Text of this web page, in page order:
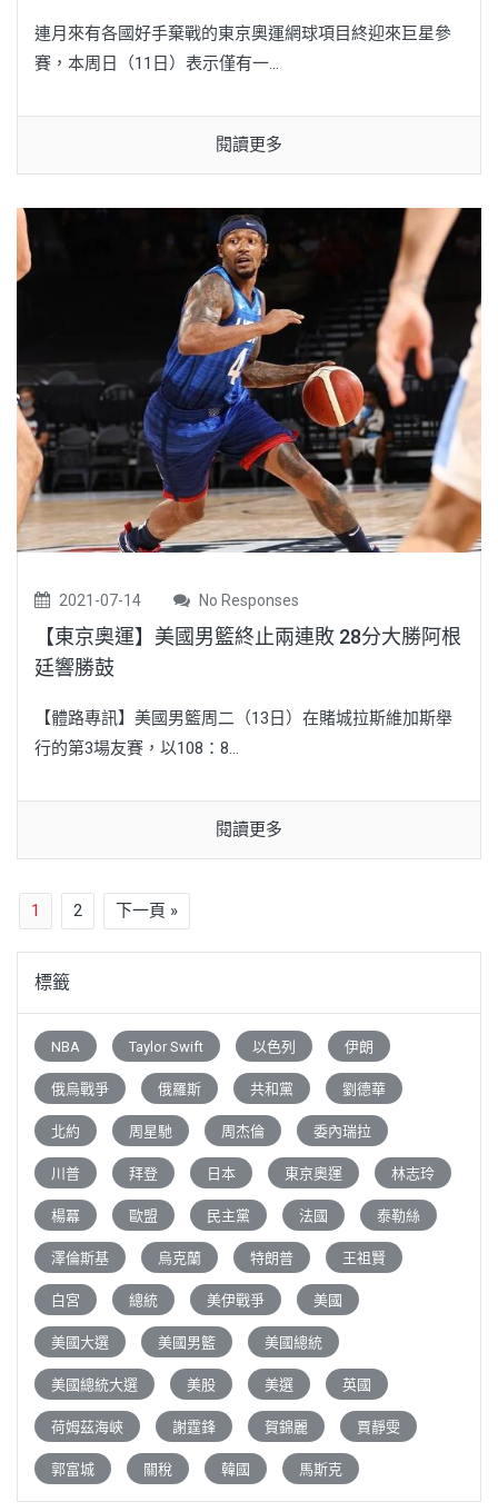
連月來有各國好手棄戰的東京奧運網球項目終迎來巨星參
賽，本周日（11日）表示僅有一...
閱讀更多
2021-07-14 No Responses
【東京奧運】美國男籃終止兩連敗 28分大勝阿根
廷響勝鼓
【體路專訊】美國男籃周二（13日）在賭城拉斯維加斯舉
行的第3場友賽，以108：8...
閱讀更多
1 2 下一頁 »
標籤
NBA Taylor Swift 以色列 伊朗
俄烏戰爭 俄羅斯 共和黨 劉德華
北約 周星馳 周杰倫 委內瑞拉
川普 拜登 日本 東京奧運 林志玲
楊冪 歐盟 民主黨 法國 泰勒絲
澤倫斯基 烏克蘭 特朗普 王祖賢
白宮 總統 美伊戰爭 美國
美國大選 美國男籃 美國總統
美國總統大選 美股 美選 英國
荷姆茲海峽 謝霆鋒 賀錦麗 賈靜雯
郭富城 關稅 韓國 馬斯克